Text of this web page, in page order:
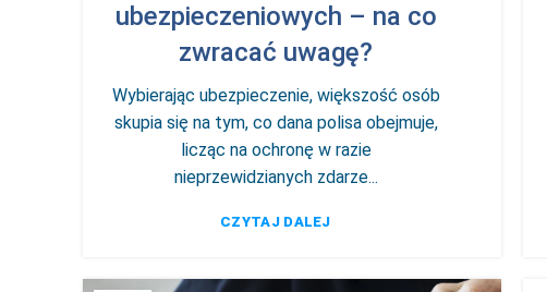
ubezpieczeniowych – na co
zwracać uwagę?
Wybierając ubezpieczenie, większość osób
skupia się na tym, co dana polisa obejmuje,
licząc na ochronę w razie
nieprzewidzianych zdarze...
CZYTAJ DALEJ